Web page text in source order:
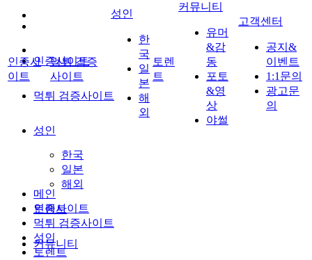
인증사이트
먹튀 검증사이트
성인
한국
일본
해외
토렌트
커뮤니티
인증사
이트
먹튀 검증
사이트
성인
한
국
일
본
해
외
토렌
트
커뮤니티
유머
&감
동
포토
&영
상
야썰
고객센터
공지&
이벤트
1:1문의
광고문
의
메인
인증사이트
먹튀 검증사이트
성인
토렌트